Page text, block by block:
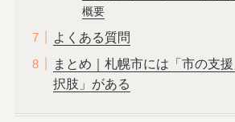
概要
よくある質問
まとめ｜札幌市には「市の支
択肢」がある